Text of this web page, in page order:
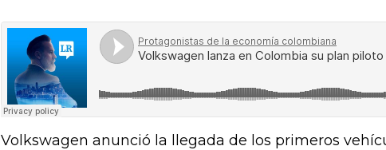
Volkswagen anunció la llegada de los primeros